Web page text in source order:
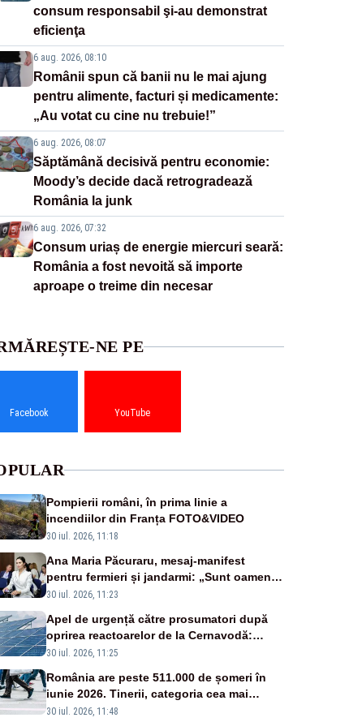
consum responsabil şi-au demonstrat
eficienţa
6 aug. 2026, 08:10
Românii spun că banii nu le mai ajung
pentru alimente, facturi și medicamente:
„Au votat cu cine nu trebuie!”
6 aug. 2026, 08:07
Săptămână decisivă pentru economie:
Moody’s decide dacă retrogradează
România la junk
6 aug. 2026, 07:32
Consum uriaș de energie miercuri seară:
România a fost nevoită să importe
aproape o treime din necesar
NE PE
Facebook YouTube
Pompierii români, în prima linie a
incendiilor din Franța FOTO&VIDEO
30 iul. 2026, 11:18
Ana Maria Păcuraru, mesaj-manifest
pentru fermieri și jandarmi: „Sunt oameni
disperați, nu sunt răufăcători”
30 iul. 2026, 11:23
Apel de urgență către prosumatori după
oprirea reactoarelor de la Cernavodă:
România are nevoie de energie
30 iul. 2026, 11:25
România are peste 511.000 de șomeri în
iunie 2026. Tinerii, categoria cea mai
afectată
30 iul. 2026, 11:48